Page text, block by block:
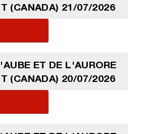
(CANADA) 21/07/2026
ET DE L'AURORE
(CANADA) 20/07/2026